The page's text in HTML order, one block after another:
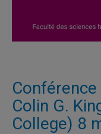
Colin G.
College) 8